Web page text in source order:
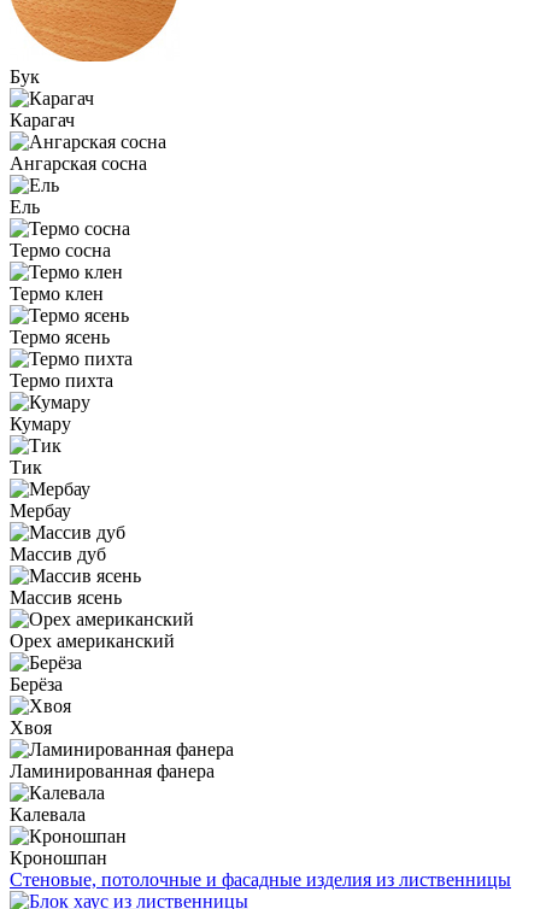
Бук
Карагач
Ангарская сосна
Ель
Термо сосна
Термо клен
Термо ясень
Термо пихта
Кумару
Тик
Мербау
Массив дуб
Массив ясень
Орех американский
Берёза
Хвоя
Ламинированная фанера
Калевала
Кроношпан
Стеновые, потолочные и фасадные изделия из лиственницы